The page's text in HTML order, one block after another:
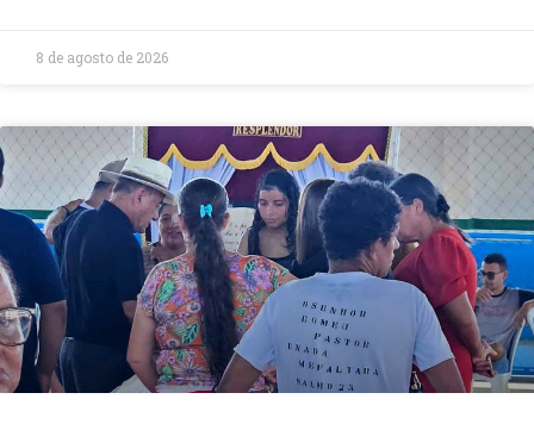
8 de agosto de 2026